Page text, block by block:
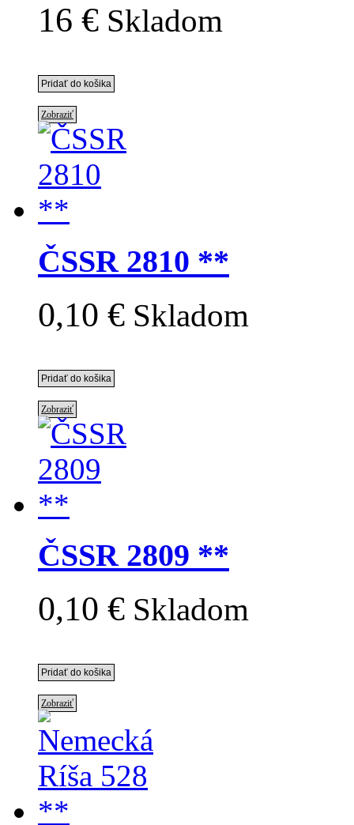
16 € Skladom
Zobraziť
ČSSR 2810 **
0,10 € Skladom
Zobraziť
ČSSR 2809 **
0,10 € Skladom
Zobraziť